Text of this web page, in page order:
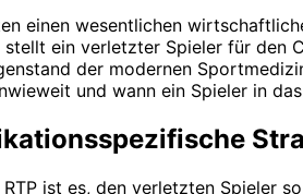
einen wesent­lichen
ein verletzter Spieler für den
der modernen
und wann ein Spieler in
ist es, den verletzten Spieler